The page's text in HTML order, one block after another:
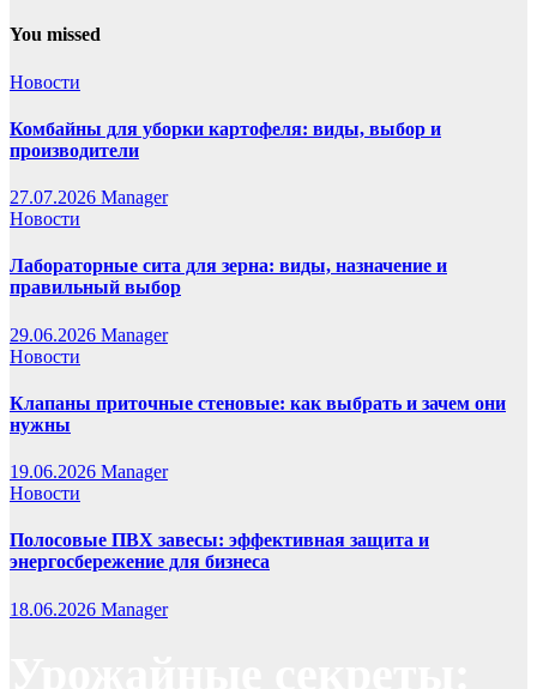
You missed
Новости
Комбайны для уборки картофеля: виды, выбор и
производители
27.07.2026 Manager
Новости
Лабораторные сита для зерна: виды, назначение и
правильный выбор
29.06.2026 Manager
Новости
Клапаны приточные стеновые: как выбрать и зачем они
нужны
19.06.2026 Manager
Новости
Полосовые ПВХ завесы: эффективная защита и
энергосбережение для бизнеса
18.06.2026 Manager